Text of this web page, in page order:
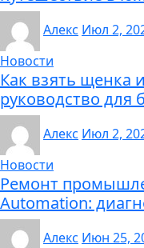
Алекс Июл 2,
Новости
Как взять щенка
руководство для
Алекс Июл 2,
Новости
Ремонт
Automation:
Алекс Июн 25,